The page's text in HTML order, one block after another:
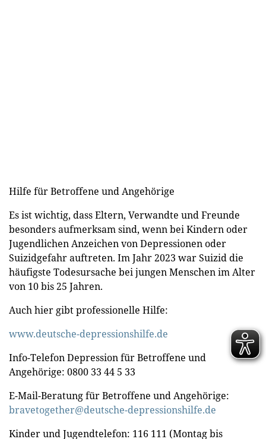
Hilfe für Betroffene und Angehörige
Es ist wichtig, dass Eltern, Verwandte und Freunde
besonders aufmerksam sind, wenn bei Kindern oder
Jugendlichen Anzeichen von Depressionen oder
Suizidgefahr auftreten. Im Jahr 2023 war Suizid die
häufigste Todesursache bei jungen Menschen im Alter
von 10 bis 25 Jahren.
Auch hier gibt professionelle Hilfe:
www.deutsche-depressionshilfe.de
Info-Telefon Depression für Betroffene und
Angehörige: 0800 33 44 5 33
E-Mail-Beratung für Betroffene und Angehörige:
bravetogether@deutsche-depressionshilfe.de
Kinder und Jugendtelefon: 116 111 (Montag bis